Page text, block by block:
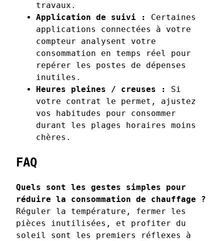
travaux.
Application de suivi :
Certaines
applications connectées à votre
compteur analysent votre
consommation en temps réel pour
repérer les postes de dépenses
inutiles.
Heures pleines / creuses :
Si
votre contrat le permet, ajustez
vos habitudes pour consommer
durant les plages horaires moins
chères.
FAQ
Quels sont les gestes simples pour
réduire la consommation de chauffage ?
Réguler la température, fermer les
pièces inutilisées, et profiter du
soleil sont les premiers réflexes à